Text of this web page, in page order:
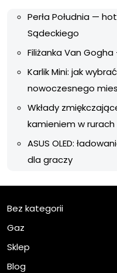
Perła Południa —
Sądeckiego
Filiżanka Van
Karlik Mini: jak
nowoczesnego
Wkłady
kamieniem w rurach
ASUS OLED:
dla graczy
Bez kategorii
Gaz
Sklep
Blog